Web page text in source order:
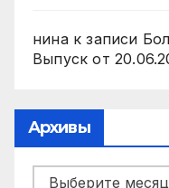
нинак записи
Выпуск от
Архивы
Архивы